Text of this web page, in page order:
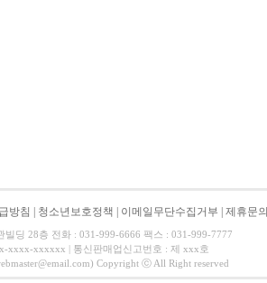
방침 청소년보호정책 이메일무단수집거부 제휴문의
딩 28층 전화 : 031-999-6666 팩스 : 031-999-7777
xxxx-xxxxxx | 통신판매업신고번호 : 제 xxx호
Copyright ⓒ All Right reserved